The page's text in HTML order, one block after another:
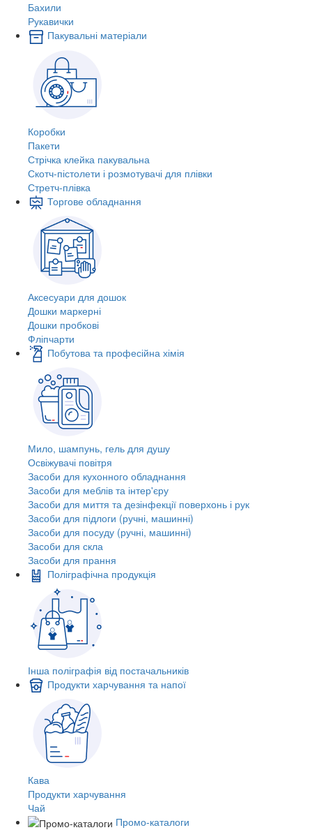
Бахили
Рукавички
Пакувальні матеріали
Коробки
Пакети
Стрічка клейка пакувальна
Скотч-пістолети і розмотувачі для плівки
Стретч-плівка
Торгове обладнання
Аксесуари для дошок
Дошки маркерні
Дошки пробкові
Фліпчарти
Побутова та професійна хімія
Мило, шампунь, гель для душу
Освіжувачі повітря
Засоби для кухонного обладнання
Засоби для меблів та інтер'єру
Засоби для миття та дезінфекції поверхонь і рук
Засоби для підлоги (ручні, машинні)
Засоби для посуду (ручні, машинні)
Засоби для скла
Засоби для прання
Поліграфічна продукція
Інша поліграфія від постачальників
Продукти харчування та напої
Кава
Продукти харчування
Чай
Промо-каталоги